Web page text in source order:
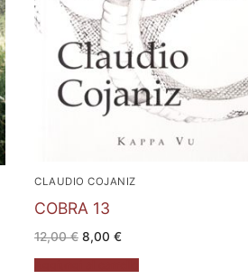
CLAUDIO COJANIZ
COBRA 13
12,00€ Il
prezzo
originale
era:
8,00 €Il
attuale
è: